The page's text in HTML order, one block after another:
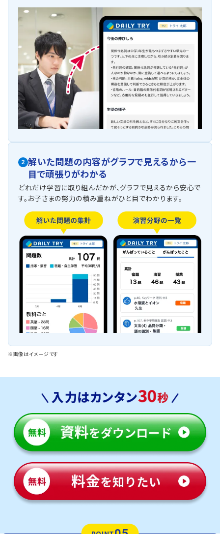
2 解いた問題の内容がグラフで見えるから一
目で頑張りがわかる
どれだけ学習に取り組んだかが、グラフで見えるから安心で
す。お子さまの努力の積み重ねがひと目でわかります。
※画像はイメージです